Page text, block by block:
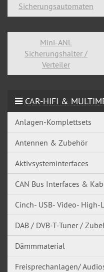
Sicherungsautomaten
Mini-ANL
Sicherungshalter /
Verteiler
CAR-HIFI &
Anlagen-Komplettsets
Antennen & Zubehör
Aktivsysteminterfaces
CAN Bus Interfaces &
Cinch- USB- Video-
DAB / DVB-T-Tuner /
Dämmmaterial
Freisprechanlagen/